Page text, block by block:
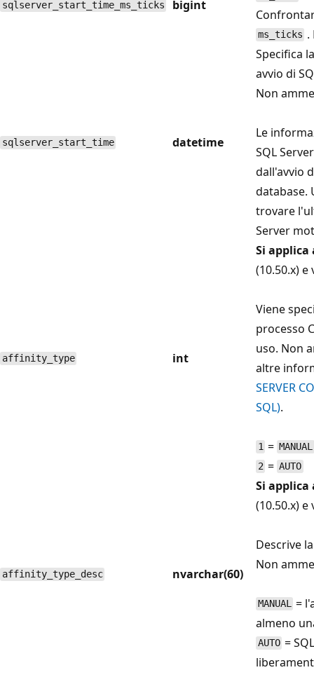
sqlserver_start_time_ms_ticks bigint
ms_ticks .
sqlserver_start_time datetime
Specifica
avvio di
Non
Le
SQL
dall'avvio
database.
trovare
Server
affinity_type int
Si applica
(10.50.x)
Viene
processo
uso. Non
altre
SERVER
SQL).
1 = MANUAL
2 =AUTO
affinity_type_desc nvarchar(60)
Si applica
(10.50.x)
Descrive
Non
MANUAL =
almeno
AUTO =